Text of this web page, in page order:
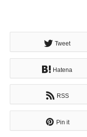
Tweet
Hatena
RSS
Pin it